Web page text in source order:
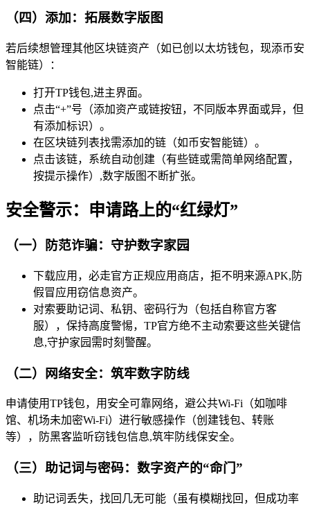
（四）添加：拓展数字版图
若后续想管理其他区块链资产（如已创以太坊钱包，现添币安
智能链）：
打开TP钱包,进主界面。
点击“+”号（添加资产或链按钮，不同版本界面或异，但
有添加标识）。
在区块链列表找需添加的链（如币安智能链）。
点击该链，系统自动创建（有些链或需简单网络配置，
按提示操作）,数字版图不断扩张。
安全警示：申请路上的“红绿灯”
（一）防范诈骗：守护数字家园
下载应用，必走官方正规应用商店，拒不明来源APK,防
假冒应用窃信息资产。
对索要助记词、私钥、密码行为（包括自称官方客
服），保持高度警惕，TP官方绝不主动索要这些关键信
息,守护家园需时刻警醒。
（二）网络安全：筑牢数字防线
申请使用TP钱包，用安全可靠网络，避公共Wi-Fi（如咖啡
馆、机场未加密Wi-Fi）进行敏感操作（创建钱包、转账
等），防黑客监听窃钱包信息,筑牢防线保安全。
（三）助记词与密码：数字资产的“命门”
助记词丢失，找回几无可能（虽有模糊找回，但成功率